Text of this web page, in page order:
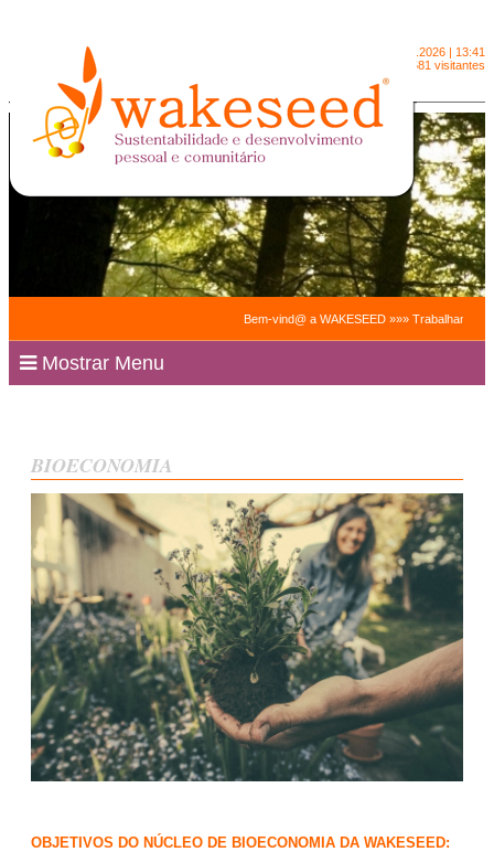
9.8.2026 | 13:41
2091581 visitantes
Bem-vind@ a WAKESEED »»» Trabalhamos
Mostrar Menu
BIOECONOMIA
OBJETIVOS DO NÚCLEO DE BIOECONOMIA DA WAKESEED: